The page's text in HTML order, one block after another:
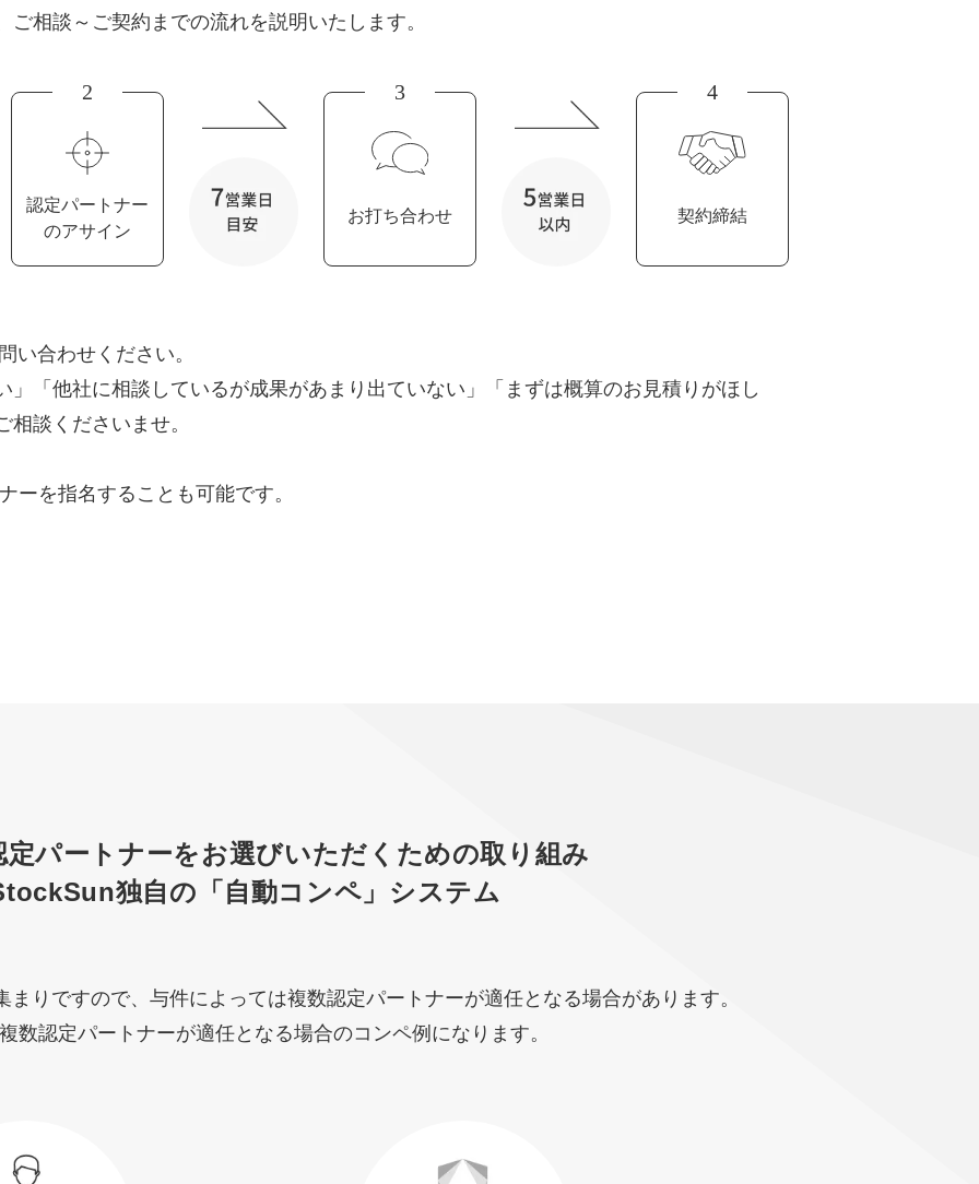
ミッション・ビジョン・バリュー
代表メッセージ（岩野圭佑）
取締役メッセージ（株本祐己）
業務委託
インターン
相談～ご契約までの流れを説明いたします。
2
認定パートナー
のアサイン
3
お打ち合わせ
4
契約締結
い合わせください。
」「他社に相談しているが成果があまり出ていない」「まずは概算のお見積りがほし
談くださいませ。
を指名することも可能です。
定パートナーをお選びいただくための取り組み
独自の 「自動コンペ」システム
まりですので、与件によっては複数認定パートナーが適任となる場合があります。
数認定パートナーが適任となる場合のコンペ例になります。